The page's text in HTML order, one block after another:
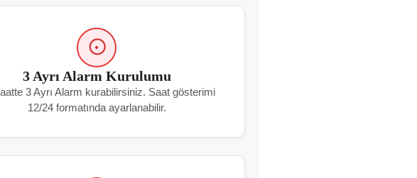
3 Ayrı Alarm Kurulumu
3 Ayrı Alarm kurabilirsiniz. Saat gösterimi
12/24 formatında ayarlanabilir.